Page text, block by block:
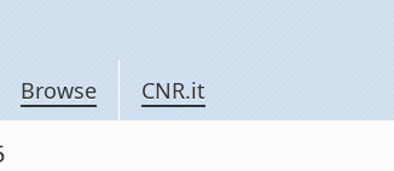
Browse CNR.it